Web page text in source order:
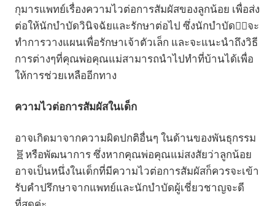
กุมารแพทย์เรื่องความไวต่อการสัมผัสของลูกน้อย เพื่อส่ง
ต่อให้นักบำบัดวินิจฉัยและรักษาต่อไป ซึ่งนักบำบัด👨‍⚕️จะ
ทำการวางแผนเพื่อรักษาเจ้าตัวเล็ก และจะแนะนำถึงวิธี
การต่างๆที่คุณพ่อคุณแม่สามารถนำไปทำที่บ้านได้เพื่อ
ให้การช่วยเหลืออีกทาง
ความไวต่อการสัมผัสในเด็ก
อาจเกิดมาจากความผิดปกติอื่นๆ ในด้านของพันธุกรรม
🧬หรือพัฒนาการ ซึ่งหากคุณพ่อคุณแม่สงสัยว่าลูกน้อย
อาจเป็นหนึ่งในเด็กที่มีความไวต่อการสัมผัสก็ควรจะเข้า
รับคำปรึกษาจากแพทย์และนักบำบัดผู้เชี่ยวชาญจะดี